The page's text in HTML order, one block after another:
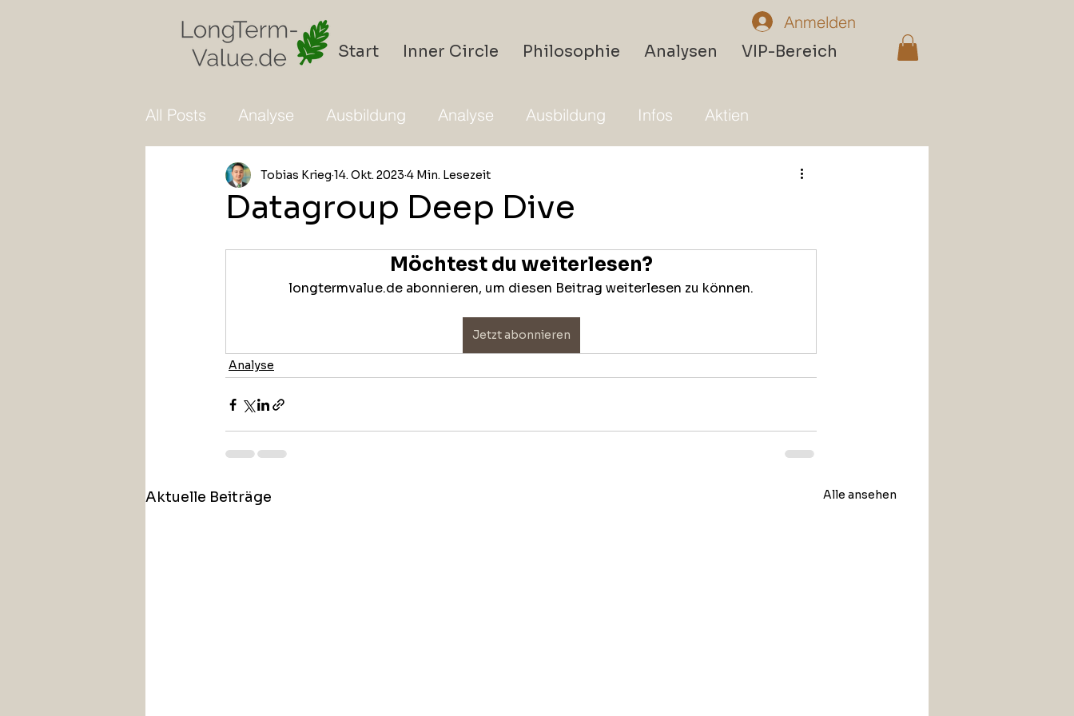
Start Inner Circle Philosophie Analysen VIP-Bereich
Anmelden
All Posts Analyse Ausbildung Analyse Ausbildung Infos Aktien
Datagroup Deep Dive
Tobias Krieg 14. Okt. 2023 4 Min. Lesezeit
Möchtest du weiterlesen?
longtermvalue.de abonnieren, um diesen Beitrag weiterlesen zu können.
Jetzt abonnieren
Analyse
Aktuelle Beiträge Alle ansehen